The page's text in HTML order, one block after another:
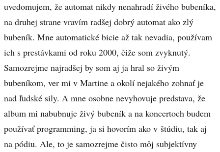
uvedomujem, že automat nikdy nenahradí živého bubeníka,
na druhej strane vravím radšej dobrý automat ako zlý
bubeník. Mne automatické bicie až tak nevadia, používam
ich s prestávkami od roku 2000, čiže som zvyknutý.
Samozrejme najradšej by som aj ja hral so živým
bubeníkom, ver mi v Martine a okolí nejakého zohnať je
nad ľudské sily. A mne osobne nevyhovuje predstava, že
album mi nabubnuje živý bubeník a na koncertoch budem
používať programming, ja si hovorím ako v štúdiu, tak aj
na pódiu. Ale, to je samozrejme čisto môj subjektívny